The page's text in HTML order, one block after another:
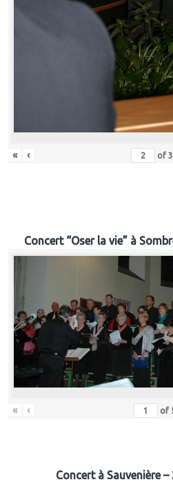
« ‹ of
Concert “Oser la vie” à
« ‹ of
Concert à Sauvenière